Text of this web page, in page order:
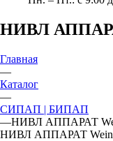
НИВЛ
Главная
—
Каталог
—
СИПАП | БИПАП
—НИВЛ АППАРАТ
НИВЛ АППАРАТ